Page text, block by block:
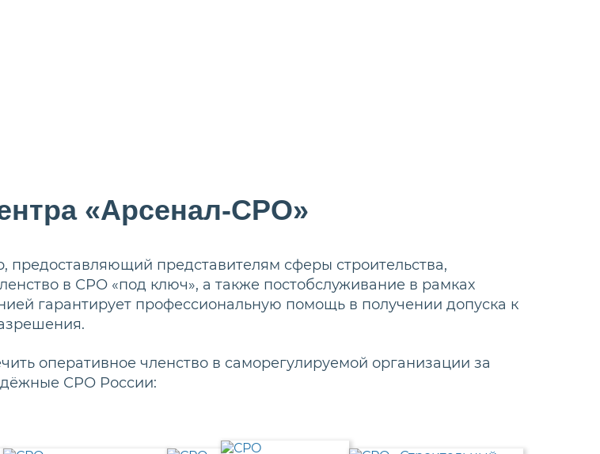
«Арсенал-СРО»
представителям сферы строительства,
в СРО «под ключ», а также постобслуживание в рамках
гарантирует профессиональную помощь в получении допуска к
оперативное членство в саморегулируемой организации за
СРО России: